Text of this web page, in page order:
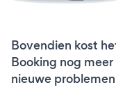
Bovendien kost
Booking nog
nieuwe